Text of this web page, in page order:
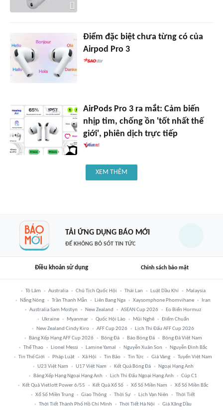
Điểm đặc biệt chưa từng có của
Airpod Pro 3
AirPods Pro 3 ra mắt: Cảm biến
nhịp tim, chống ồn 'tốt nhất thế
giới', phiên dịch trực tiếp
XEM THÊM
TẢI ỨNG DỤNG BÁO MỚI
ĐỂ KHÔNG BỎ SÓT TIN TỨC
Điều khoản sử dụng Chính sách bảo mật
Tô Lâm Australia Chủ Tịch Quốc Hội Thái Lan Luật Dầu Khí
Malaysia
Nắng Nóng
Trần Thanh Mẫn Liên Bang Nga Xaysomphone Phomvihane
Iran
Australia Sam Mostyn
New Zealand ASEAN Cup 2026
Eo Biển Hormuz
Ukraine
Myanmar Quốc Hội Lào Mũi Nghê
Điểm Chuẩn
New Zealand Cindy Kiro
AFF Cup 2026
Lịch Thi Đấu AFF Cup 2026
Bảng Xếp Hạng AFF Cup 2026
Bóng Đá Báo Bóng Đá
Bóng Đá Việt Nam
Thể Thao
Lionel Messi Lamine Yamal Nguyễn Xuân Son
Nguyễn Đình Bắc
Tin Thế Giới
Pháp Luật Xã Hội Tin Bão Tin Tức Giá Vàng
Tuyển Việt Nam
U23 Việt Nam
U17 Việt Nam Kết Quả Bóng Đá
Ngoại Hạng Anh
Bảng Xếp Hạng Ngoại Hạng Anh
Lịch Thi Đấu Ngoại Hạng Anh
Cúp C1
Kết Quả Vietlott Power 6/55
Kết Quả Xổ Số Xổ Số Miền Nam
Xổ Số Miền Bắc
Xổ Số Miền Trung
Giao Thông Thời Sự Lịch Vạn Niên
Thời Tiết
Thời Tiết Thành Phố Hồ Chí Minh
Thời Tiết Hà Nội Giá Xăng Dầu